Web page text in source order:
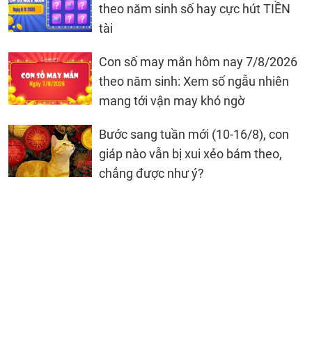
theo năm sinh số hay cực hút TIỀN
tài
Con số may mắn hôm nay 7/8/2026
theo năm sinh: Xem số ngẫu nhiên
mang tới vận may khó ngờ
Bước sang tuần mới (10-16/8), con
giáp nào vẫn bị xui xẻo bám theo,
chẳng được như ý?